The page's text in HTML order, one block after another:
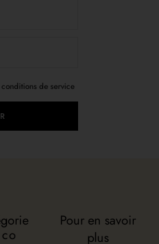
de service
Pour en savoir
plus